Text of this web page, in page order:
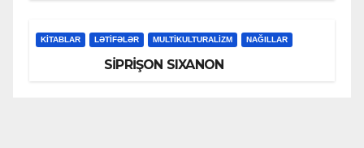
KİTABLAR LƏTIFƏLƏR MULTIKULTURALIZM NAĞILLAR
SİPRİŞON SIXANON